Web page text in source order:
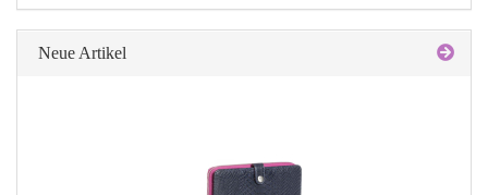
Neue Artikel